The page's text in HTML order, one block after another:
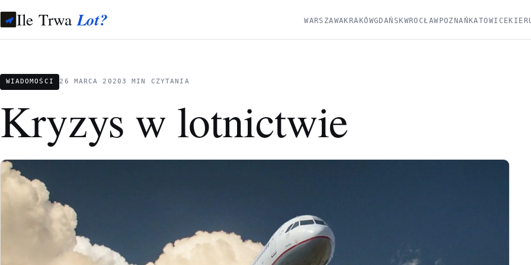
Ile TrwaLot? WARSZAWAKRAKÓWGDAŃSKWROCŁAW POZNAŃKATOWICE
WIADOMOŚCI 26 MARCA 20203 MIN CZYTANIA
Kryzys w lotnictwie